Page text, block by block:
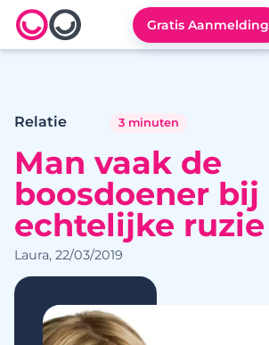
Lexa logo
Gratis Aanmelding
Relatie 3 minuten
Man vaak de
boosdoener bij
echtelijke ruzie
Laura, 22/03/2019